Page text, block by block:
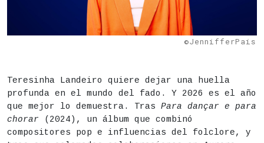
©JennifferPais
Duración aproximada: 70 minutos
Actividad para todos los públicos
Lugar
Instituto de Educación Secundaria (IES) San
Teresinha Landeiro quiere dejar una huella
profunda en el mundo del fado. Y 2026 es el año
que mejor lo demuestra. Tras Para dançar e para
chorar (2024), un álbum que combinó
compositores pop e influencias del folclore, y